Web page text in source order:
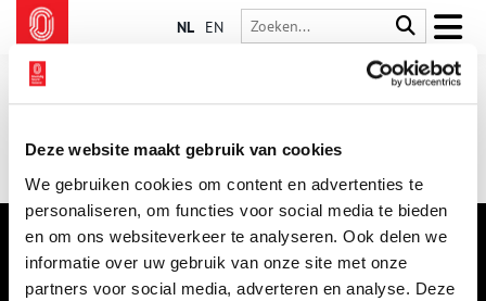
Deze website maakt gebruik van cookies
We gebruiken cookies om content en advertenties te
personaliseren, om functies voor social media te bieden
en om ons websiteverkeer te analyseren. Ook delen we
informatie over uw gebruik van onze site met onze
partners voor social media, adverteren en analyse. Deze
NL EN
VERHALEN